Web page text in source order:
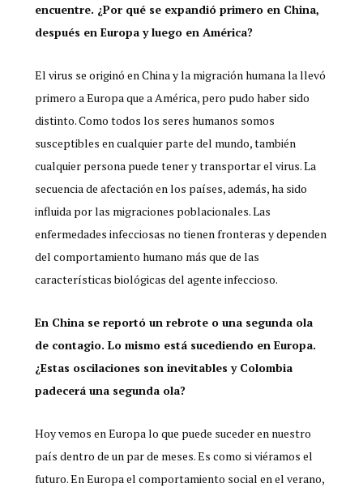
encuentre. ¿Por qué se expandió primero en China,
después en Europa y luego en América?
El virus se originó en China y la migración humana la llevó
primero a Europa que a América, pero pudo haber sido
distinto. Como todos los seres humanos somos
susceptibles en cualquier parte del mundo, también
cualquier persona puede tener y transportar el virus. La
secuencia de afectación en los países, además, ha sido
influida por las migraciones poblacionales. Las
enfermedades infecciosas no tienen fronteras y dependen
del comportamiento humano más que de las
características biológicas del agente infeccioso.
En China se reportó un rebrote o una segunda ola
de contagio. Lo mismo está sucediendo en Europa.
¿Estas oscilaciones son inevitables y Colombia
padecerá una segunda ola?
Hoy vemos en Europa lo que puede suceder en nuestro
país dentro de un par de meses. Es como si viéramos el
futuro. En Europa el comportamiento social en el verano,